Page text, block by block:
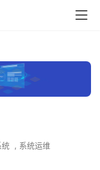
, 系统运维